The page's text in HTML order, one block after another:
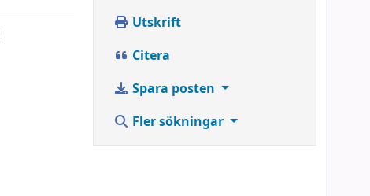
Utskrift
Citera
Spara posten
Fler sökningar